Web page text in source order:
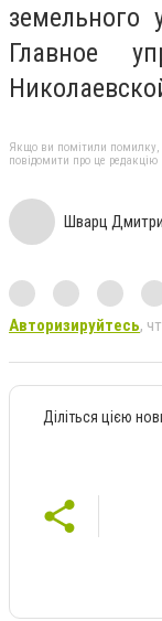
земельного
Главное
Якщо ви помітили помилку,
повідомити про це редакцію
Шварц
Авторизируйтесь,
Діліться цією